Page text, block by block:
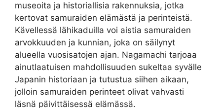
museoita ja historiallisia rakennuksia, jotka
kertovat samuraiden elämästä ja perinteistä.
Kävellessä lähikaduilla voi aistia samuraiden
arvokkuuden ja kunnian, joka on säilynyt
alueella vuosisatojen ajan. Nagamachi tarjoaa
ainutlaatuisen mahdollisuuden sukeltaa syvälle
Japanin historiaan ja tutustua siihen aikaan,
jolloin samuraiden perinteet olivat vahvasti
läsnä päivittäisessä elämässä.